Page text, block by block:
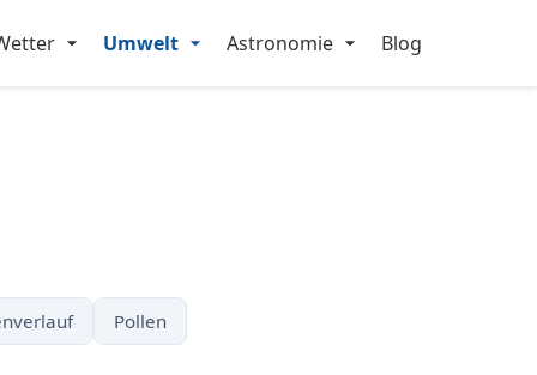
Umwelt Astronomie Blog
Pollen